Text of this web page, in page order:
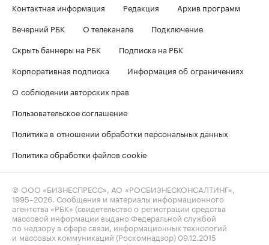
Контактная информация Редакция
Архив программ
Вечерний РБК
О телеканале
Подключение
Скрыть баннеры на РБК
Подписка на РБК
Корпоративная подписка
Информация об ограничениях
О соблюдении авторских прав
Пользовательское соглашение
Политика в отношении обработки персональных данных
Политика обработки файлов cookie
© ООО «БИЗНЕСПРЕСС», АО «РОСБИЗНЕСКОНСАЛТИНГ»,
1995–2026 . Сообщения и материалы информационного
агентства «РБК» (свидетельство о регистрации средства
массовой информации выдано Федеральной службой
по надзору в сфере связи, информационных технологий
и массовых коммуникаций (Роскомнадзор) 09.12.2015